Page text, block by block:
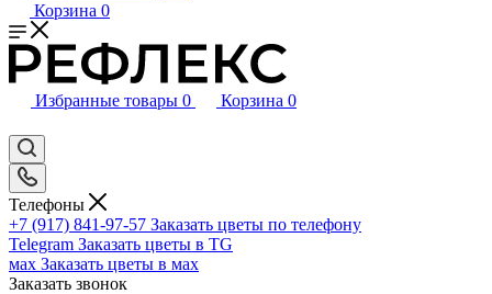
Корзина 0
Избранные товары 0 Корзина 0
Телефоны
+7 (917) 841-97-57 Заказать цветы по телефону
Telegram Заказать цветы в TG
мах Заказать цветы в мах
Заказать звонок